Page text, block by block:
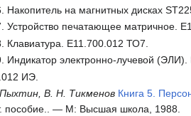
на магнитных дисках
Устройство печатающее матричное.
Клавиатура. Е11.700.012 ТО7.
Индикатор электронно-лучевой
ИЭ.
В. Н. Тикменов Книга 5.
пособие.. — М: Высшая школа, 1988.